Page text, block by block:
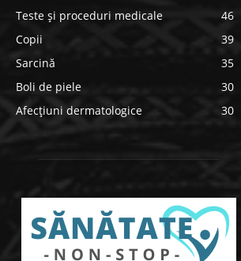
Teste și proceduri medicale
46
Copii
39
Sarcină
35
Boli de piele
30
Afecțiuni dermatologice
30